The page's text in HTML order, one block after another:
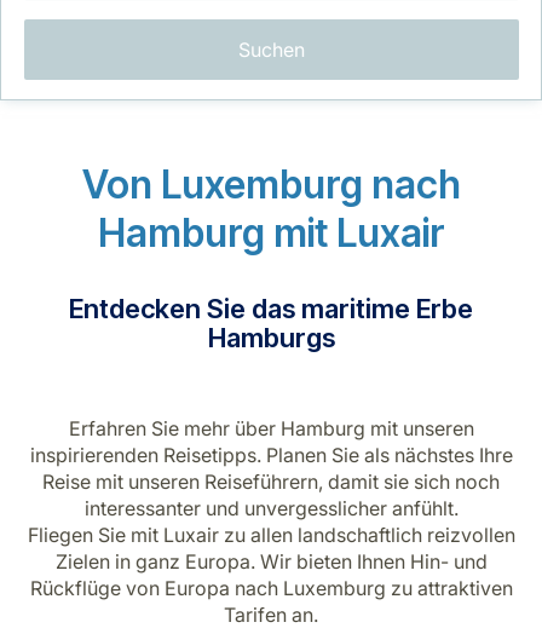
LuxairGroup
Karriere bei LuxairGroup
Suchen
Von Luxemburg nach
Hamburg mit Luxair
Entdecken Sie das maritime Erbe
Hamburgs
Erfahren Sie mehr über Hamburg mit unseren
inspirierenden Reisetipps. Planen Sie als nächstes Ihre
Reise mit unseren Reiseführern, damit sie sich noch
interessanter und unvergesslicher anfühlt.
Fliegen Sie mit Luxair zu allen landschaftlich reizvollen
Zielen in ganz Europa. Wir bieten Ihnen Hin- und
Rückflüge von Europa nach Luxemburg zu attraktiven
Tarifen an.